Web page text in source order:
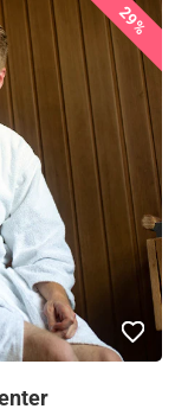
29%